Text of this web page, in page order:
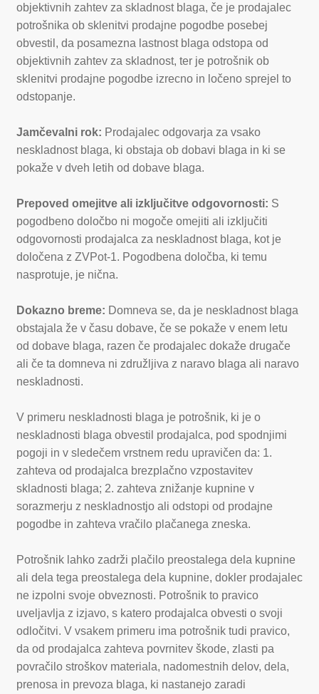
objektivnih zahtev za skladnost blaga, če je prodajalec
potrošnika ob sklenitvi prodajne pogodbe posebej
obvestil, da posamezna lastnost blaga odstopa od
objektivnih zahtev za skladnost, ter je potrošnik ob
sklenitvi prodajne pogodbe izrecno in ločeno sprejel to
odstopanje.
Jamčevalni rok: Prodajalec odgovarja za vsako
neskladnost blaga, ki obstaja ob dobavi blaga in ki se
pokaže v dveh letih od dobave blaga.
Prepoved omejitve ali izključitve odgovornosti: S
pogodbeno določbo ni mogoče omejiti ali izključiti
odgovornosti prodajalca za neskladnost blaga, kot je
določena z ZVPot-1. Pogodbena določba, ki temu
nasprotuje, je nična.
Dokazno breme: Domneva se, da je neskladnost blaga
obstajala že v času dobave, če se pokaže v enem letu
od dobave blaga, razen če prodajalec dokaže drugače
ali če ta domneva ni združljiva z naravo blaga ali naravo
neskladnosti.
V primeru neskladnosti blaga je potrošnik, ki je o
neskladnosti blaga obvestil prodajalca, pod spodnjimi
pogoji in v sledečem vrstnem redu upravičen da: 1.
zahteva od prodajalca brezplačno vzpostavitev
skladnosti blaga; 2. zahteva znižanje kupnine v
sorazmerju z neskladnostjo ali odstopi od prodajne
pogodbe in zahteva vračilo plačanega zneska.
Potrošnik lahko zadrži plačilo preostalega dela kupnine
ali dela tega preostalega dela kupnine, dokler prodajalec
ne izpolni svoje obveznosti. Potrošnik to pravico
uveljavlja z izjavo, s katero prodajalca obvesti o svoji
odločitvi. V vsakem primeru ima potrošnik tudi pravico,
da od prodajalca zahteva povrnitev škode, zlasti pa
povračilo stroškov materiala, nadomestnih delov, dela,
prenosa in prevoza blaga, ki nastanejo zaradi